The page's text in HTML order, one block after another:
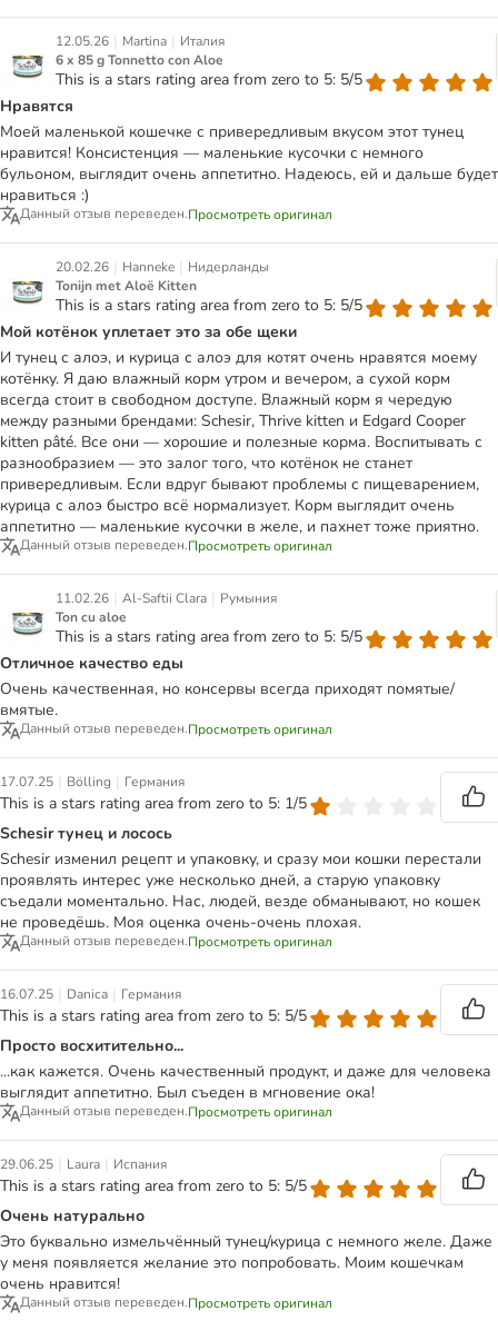
12.05.26 | Martina | Италия
6 x 85 g Tonnetto con Aloe
This is a stars rating area from zero to 5: 5/5
Нравятся
Моей маленькой кошечке с привередливым вкусом этот тунец
нравится! Консистенция — маленькие кусочки с немного
бульоном, выглядит очень аппетитно. Надеюсь, ей и дальше будет
нравиться :)
Данный отзыв переведен.Просмотреть оригинал
20.02.26 | Hanneke | Нидерланды
Tonijn met Aloë Kitten
This is a stars rating area from zero to 5: 5/5
Мой котёнок уплетает это за обе щеки
И тунец с алоэ, и курица с алоэ для котят очень нравятся моему
котёнку. Я даю влажный корм утром и вечером, а сухой корм
всегда стоит в свободном доступе. Влажный корм я чередую
между разными брендами: Schesir, Thrive kitten и Edgard Cooper
kitten pâté. Все они — хорошие и полезные корма. Воспитывать с
разнообразием — это залог того, что котёнок не станет
привередливым. Если вдруг бывают проблемы с пищеварением,
курица с алоэ быстро всё нормализует. Корм выглядит очень
аппетитно — маленькие кусочки в желе, и пахнет тоже приятно.
Данный отзыв переведен.Просмотреть оригинал
11.02.26 | Al-Saftii Clara | Румыния
Ton cu aloe
This is a stars rating area from zero to 5: 5/5
Отличное качество еды
Очень качественная, но консервы всегда приходят помятые/
вмятые.
Данный отзыв переведен.Просмотреть оригинал
17.07.25 | Bölling | Германия
This is a stars rating area from zero to 5: 1/5
Schesir тунец и лосось
Schesir изменил рецепт и упаковку, и сразу мои кошки перестали
проявлять интерес уже несколько дней, а старую упаковку
съедали моментально. Нас, людей, везде обманывают, но кошек
не проведёшь. Моя оценка очень-очень плохая.
Данный отзыв переведен.Просмотреть оригинал
16.07.25 | Danica | Германия
This is a stars rating area from zero to 5: 5/5
Просто восхитительно...
...как кажется. Очень качественный продукт, и даже для человека
выглядит аппетитно. Был съеден в мгновение ока!
Данный отзыв переведен.Просмотреть оригинал
29.06.25 | Laura | Испания
This is a stars rating area from zero to 5: 5/5
Очень натурально
Это буквально измельчённый тунец/курица с немного желе. Даже
у меня появляется желание это попробовать. Моим кошечкам
очень нравится!
Данный отзыв переведен.Просмотреть оригинал